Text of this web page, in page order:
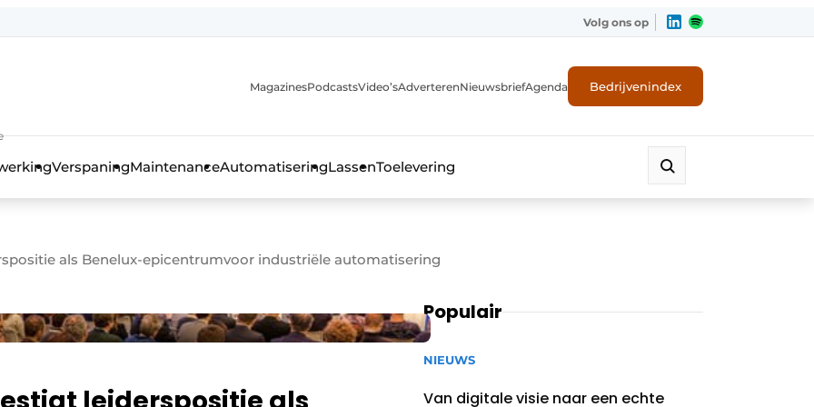
Volg ons op
MagazinesPodcastsVideo’sAdverterenNieuwsbriefAgenda Bedrijvenindex
VerspaningMaintenanceAutomatiseringLassenToelevering
als Benelux-epicentrumvoor industriële automatisering
Populair
NIEUWS
Van digitale visie naar een echte